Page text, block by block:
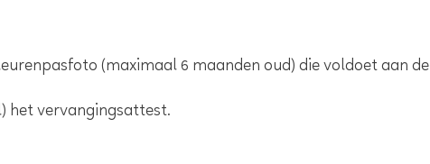
(maximaal 6 maanden oud) die voldoet aan de
het vervangingsattest.